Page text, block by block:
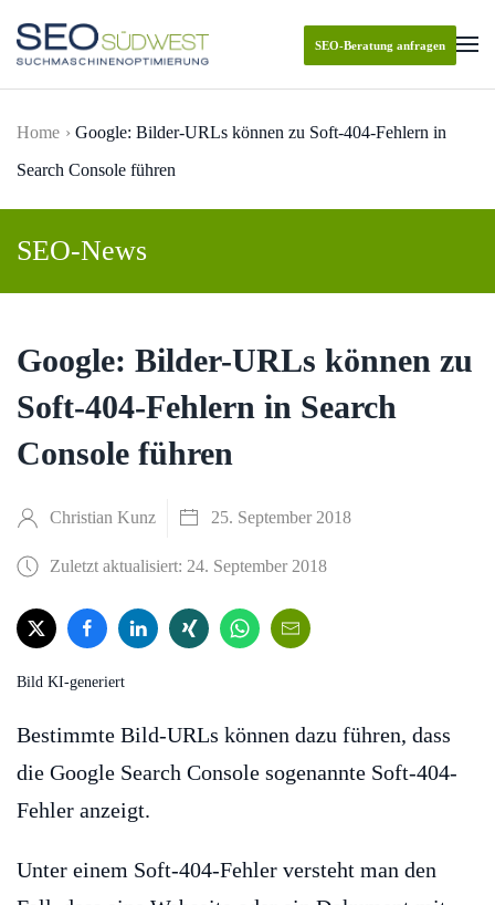
Skip to main content
SEO-Beratung anfragen
Home
Google: Bilder-URLs können zu Soft-404-Fehlern in
Search Console führen
SEO-News
Google: Bilder-URLs können zu
Soft-404-Fehlern in Search
Console führen
Christian Kunz 25. September 2018
Zuletzt aktualisiert: 24. September 2018
Bild KI-generiert
Bestimmte Bild-URLs können dazu führen, dass
die Google Search Console sogenannte Soft-404-
Fehler anzeigt.
Unter einem Soft-404-Fehler versteht man den